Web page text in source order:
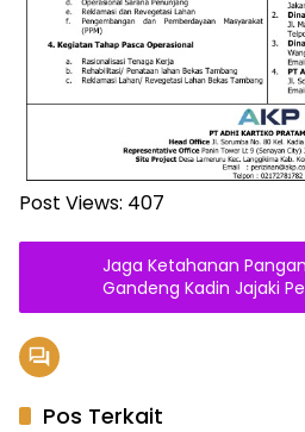
Post Views: 407
Jaga Ketahanan
Gandeng Kadin Jajaki
di Nanga-nanga
Pos Terkait